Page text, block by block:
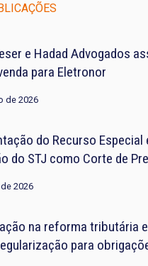
e Hadad Advogados
para Eletronor
de 2026
do Recurso Especial
do STJ como Corte de
2026
na reforma tributária
para